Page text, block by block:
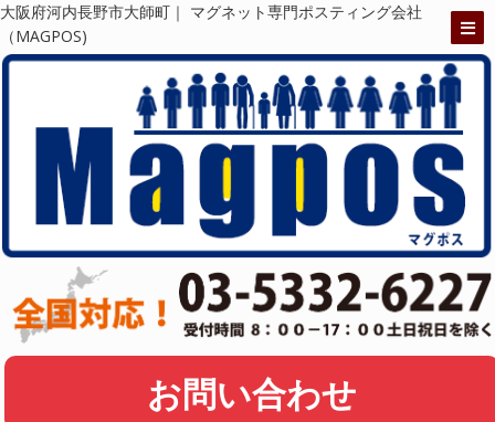
大阪府河内長野市大師町｜ マグネット専門ポスティング会社
（MAGPOS)
お問い合わせ